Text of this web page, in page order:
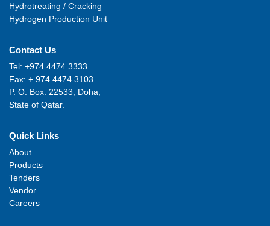
Hydrotreating / Cracking
Hydrogen Production Unit
Contact Us
Tel: +974 4474 3333
Fax: + 974 4474 3103
P. O. Box: 22533, Doha,
State of Qatar.
Quick Links
About
Products
Tenders
Vendor
Careers